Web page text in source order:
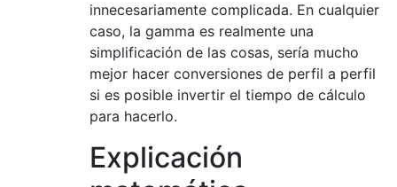
innecesariamente complicada. En cualquier
caso, la gamma es realmente una
simplificación de las cosas, sería mucho
mejor hacer conversiones de perfil a perfil
si es posible invertir el tiempo de cálculo
para hacerlo.
Explicación